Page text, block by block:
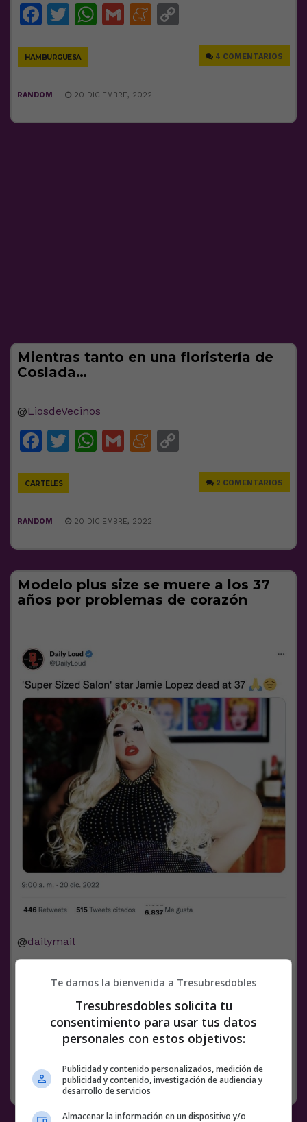
Facebook
Twitter
WhatsApp
GmailMeneame
HAMBURGUESA 4 COMENTARIOS
RANDOM 20 DICIEMBRE, 2022
Mientras tanto en una floristería de
Coslada…
@LiosdeVecinos
Facebook
Twitter
WhatsApp
GmailMeneame
CARTELES 2 COMENTARIOS
RANDOM 20 DICIEMBRE, 2022
Modelo plus size se muere a los 37
años por problemas de corazón
@dailymail
Facebook
Twitter
WhatsApp
Gmail
Meneame
Copy
Link
NOTICIAS 53 COMENTARIOS
RANDOM 20 DICIEMBRE, 2022
Te damos la bienvenida a Tresubresdobles
Tresubresdobles solicita tu
consentimiento para usar tus datos
personales con estos objetivos:
Publicidad y contenido personalizados, medición de
publicidad y contenido, investigación de audiencia y
desarrollo de servicios
Almacenar la información en un dispositivo y/o